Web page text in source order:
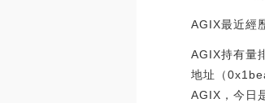
AGIX最近經
AGIX持有量
地址（
AGIX，今日